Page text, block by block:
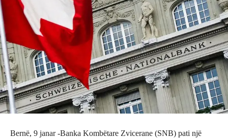
Bernë, 9 janar -Banka Kombëtare Zvicerane (SNB) pati një